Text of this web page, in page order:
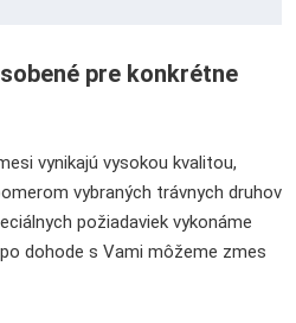
pre konkrétne
vynikajú vysokou kvalitou,
vybraných trávnych druhov
požiadaviek vykonáme
dohode s Vami môžeme zmes